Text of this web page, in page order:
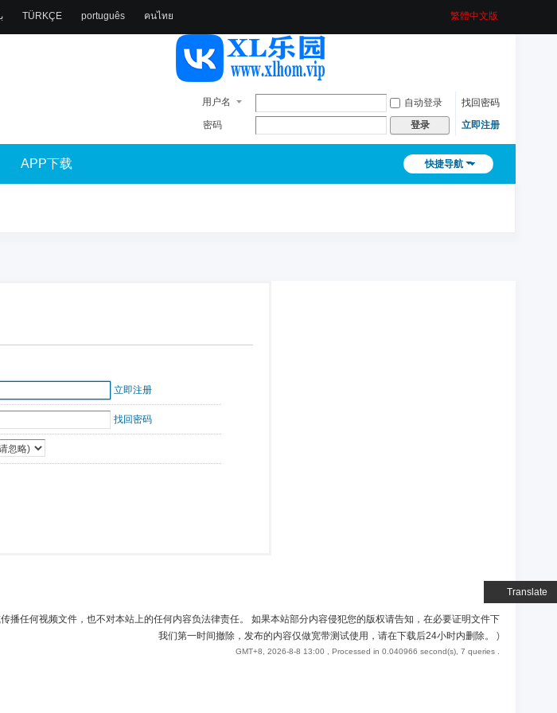
Translate
TÜRKÇE português คนไทย 繁體中文版
用户名 自动登录
找回密码
密码
登录 立即注册
快捷导航
APP下载
立即注册
找回密码
播任何视频文件，也不对本站上的任何内容负法律责任。 如果本站部分内容侵犯您的版权请告知，在必要证明文件下
我们第一时间撤除，发布的内容仅做宽带测试使用，请在下载后24小时内删除。
)
GMT+8, 2026-8-8 13:00 , Processed in 0.040966 second(s), 7 queries .